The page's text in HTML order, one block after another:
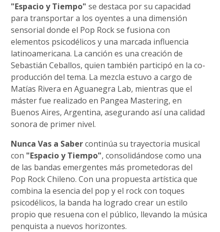
"Espacio y Tiempo" se destaca por su capacidad
para transportar a los oyentes a una dimensión
sensorial donde el Pop Rock se fusiona con
elementos psicodélicos y una marcada influencia
latinoamericana. La canción es una creación de
Sebastián Ceballos, quien también participó en la co-
producción del tema. La mezcla estuvo a cargo de
Matías Rivera en Aguanegra Lab, mientras que el
máster fue realizado en Pangea Mastering, en
Buenos Aires, Argentina, asegurando así una calidad
sonora de primer nivel.
Nunca Vas a Sabercontinúa su trayectoria musical
con "Espacio y Tiempo", consolidándose como una
de las bandas emergentes más prometedoras del
Pop Rock Chileno. Con una propuesta artística que
combina la esencia del pop y el rock con toques
psicodélicos, la banda ha logrado crear un estilo
propio que resuena con el público, llevando la música
penquista a nuevos horizontes.